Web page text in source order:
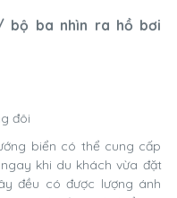
bộ ba nhìn ra hồ bơi
đôi
biển có thể cung cấp
khi du khách vừa đặt
đều có được lượng ánh